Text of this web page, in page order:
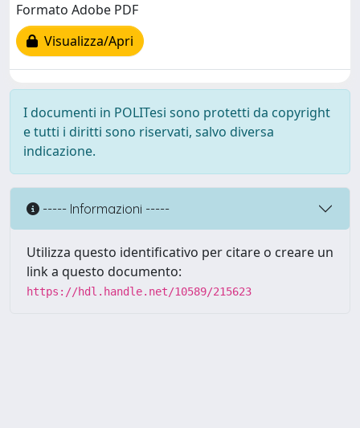
Formato Adobe PDF
Visualizza/Apri
I documenti in POLITesi sono protetti da copyright
e tutti i diritti sono riservati, salvo diversa
indicazione.
----- Informazioni -----
Utilizza questo identificativo per citare o creare un
link a questo documento:
https://hdl.handle.net/10589/215623